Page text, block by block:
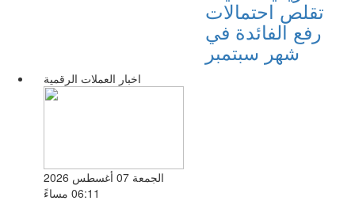
تقلص احتمالات
رفع الفائدة في
شهر سبتمبر
اخبار العملات الرقمية
الجمعة 07 أغسطس 2026
06:11 مساءً